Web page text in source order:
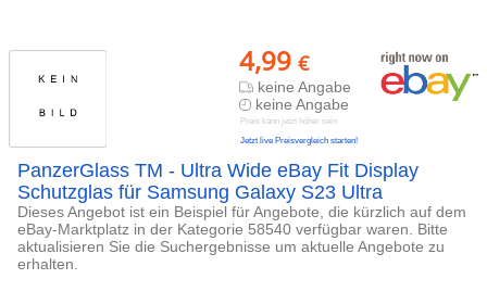
4,99 €
keine Angabe
keine Angabe
Preis kann jetzt höher sein
Jetzt live Preisvergleich starten!
PanzerGlass TM - Ultra Wide eBay Fit Display
Schutzglas für Samsung Galaxy S23 Ultra
Dieses Angebot ist ein Beispiel für Angebote, die kürzlich auf dem
eBay-Marktplatz in der Kategorie 58540 verfügbar waren. Bitte
aktualisieren Sie die Suchergebnisse um aktuelle Angebote zu
erhalten.